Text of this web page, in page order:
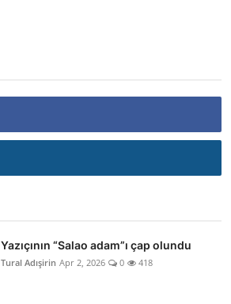
Yazıçının “Salao adam”ı çap olundu
Tural Adışirin Apr 2, 2026 0 418